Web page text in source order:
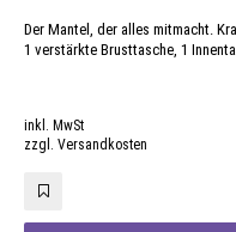
Der Mantel, der alles mitmacht.
1 verstärkte Brusttasche, 1
inkl. MwSt
zzgl. Versandkosten